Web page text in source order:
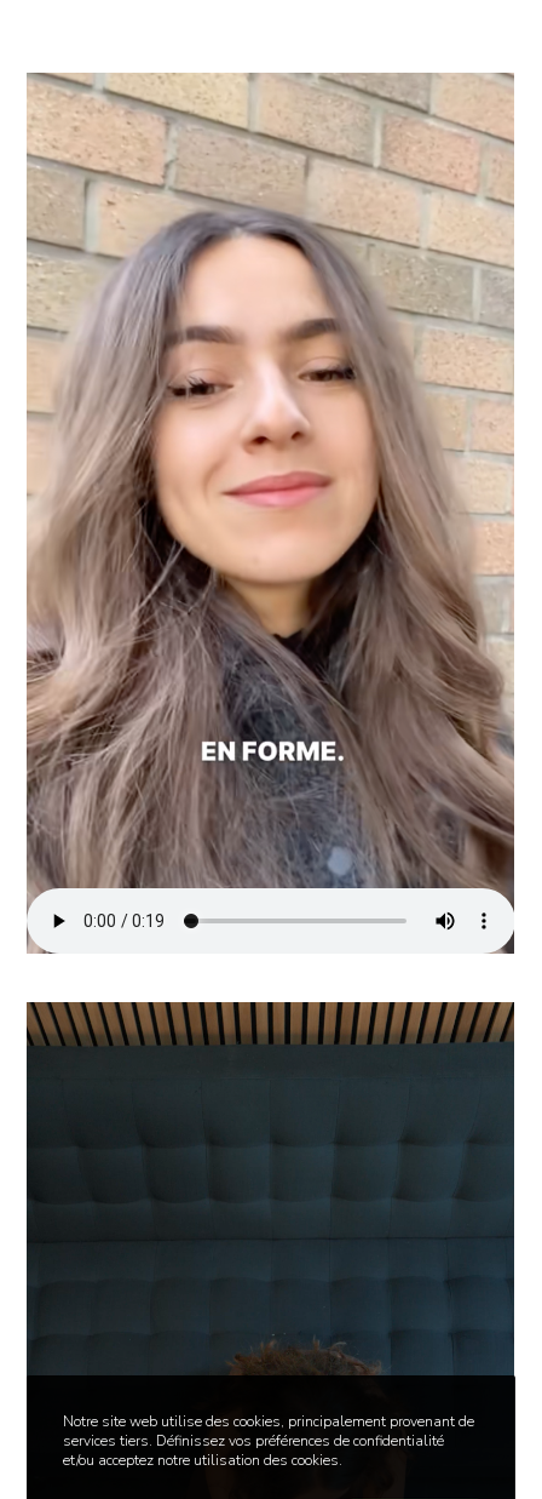
Notre site web utilise des cookies, principalement provenant de
services tiers. Définissez vos préférences de confidentialité
et/ou acceptez notre utilisation des cookies.